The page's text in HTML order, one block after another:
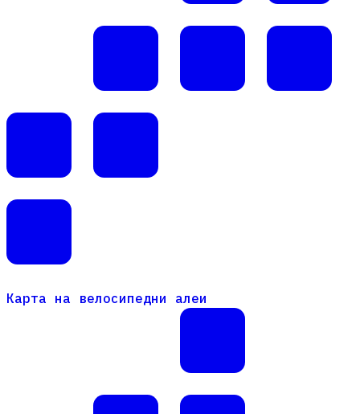
Карта на велосипедни алеи
Карта на велосипедни алеи